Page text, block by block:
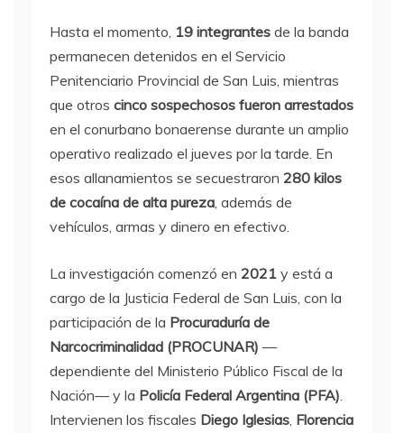
Hasta el momento, 19 integrantes de la banda
permanecen detenidos en el Servicio
Penitenciario Provincial de San Luis, mientras
que otros cinco sospechosos fueron arrestados
en el conurbano bonaerense durante un amplio
operativo realizado el jueves por la tarde. En
esos allanamientos se secuestraron 280 kilos
de cocaína de alta pureza , además de
vehículos, armas y dinero en efectivo.
La investigación comenzó en 2021 y está a
cargo de la Justicia Federal de San Luis, con la
participación de la Procuraduría de
Narcocriminalidad (PROCUNAR) —
dependiente del Ministerio Público Fiscal de la
Nación— y la Policía Federal Argentina (PFA)
Intervienen los fiscales Diego Iglesias Florencia